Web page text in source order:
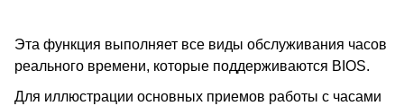
Эта функция выполняет все виды обслуживания часов
реального времени, которые поддерживаются BIOS.
Для иллюстрации основных приемов работы с часами